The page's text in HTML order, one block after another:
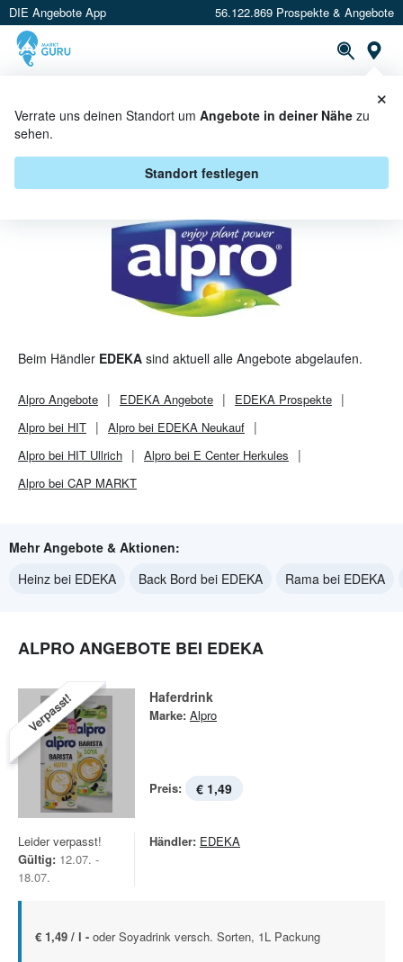
DIE Angebote App 56.122.869 Prospekte & Angebote
Verrate uns deinen Standort um Angebote in deiner Nähe zu
sehen.
Standort festlegen
×
ALPRO BEI EDEKA - ANGEBOTE &
Beim Händler EDEKA sind aktuell alle Angebote abgelaufen.
Alpro Angebote EDEKA Angebote EDEKA Prospekte
Alpro bei HIT
Alpro bei EDEKA Neukauf
Alpro bei HIT Ullrich
Alpro bei E Center Herkules
Alpro bei CAP MARKT
Mehr Angebote & Aktionen:
Heinz bei EDEKA
Back Bord bei EDEKA Rama bei EDEKA
ALPRO ANGEBOTE BEI EDEKA
Verpasst! Haferdrink
Marke: Alpro
Preis: € 1,49
Leider verpasst!
Gültig: 12.07. -
18.07.
Händler: EDEKA
€ 1,49 / l - oder Soyadrink versch. Sorten, 1L Packung